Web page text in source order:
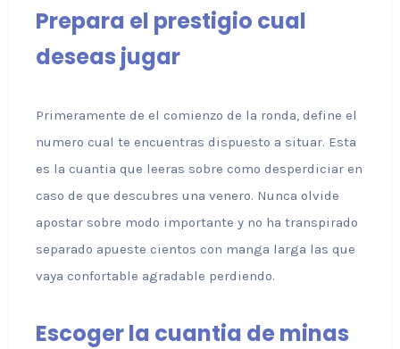
Prepara el prestigio cual
deseas jugar
Primeramente de el comienzo de la ronda, define el
numero cual te encuentras dispuesto a situar. Esta
es la cuantia que leeras sobre como desperdiciar en
caso de que descubres una venero. Nunca olvide
apostar sobre modo importante y no ha transpirado
separado apueste cientos con manga larga las que
vaya confortable agradable perdiendo.
Escoger la cuantia de minas